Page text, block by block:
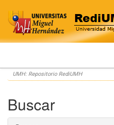
Skip
navigation
UMH: Repositorio RediUMH
Buscar